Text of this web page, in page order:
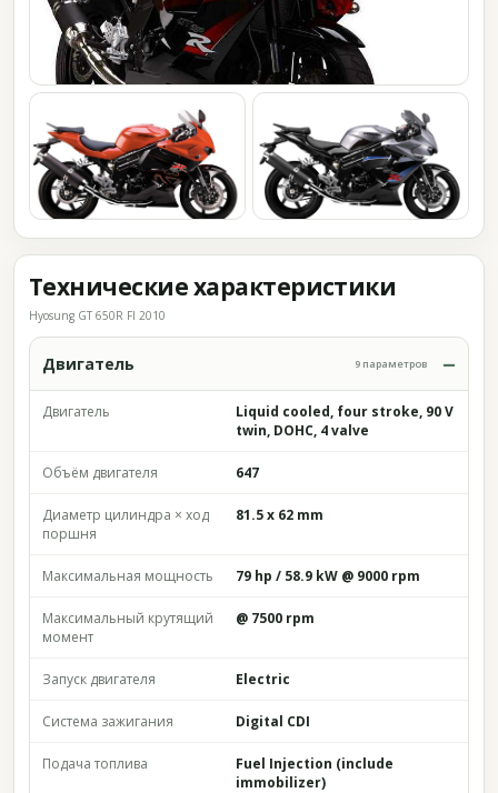
Технические характеристики
Hyosung GT 650R FI 2010
Двигатель 9 параметров
Двигатель
Liquid cooled, four stroke, 90 V
twin, DOHC, 4 valve
Объём двигателя 647
Диаметр цилиндра × ход
поршня
81.5 x 62 mm
Максимальная мощность 79 hp / 58.9 kW @ 9000 rpm
Максимальный крутящий
момент
@ 7500 rpm
Запуск двигателя Electric
Система зажигания Digital CDI
Подача топлива
Fuel Injection (include
immobilizer)